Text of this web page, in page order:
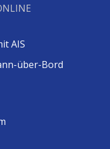
AIS
über-Bord